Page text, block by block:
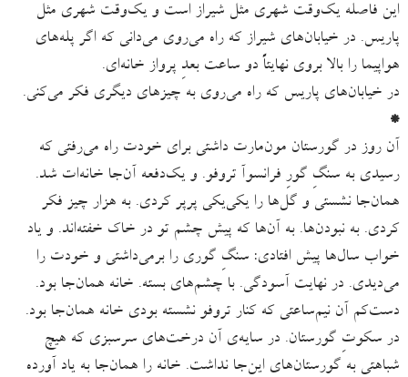
این فاصله یک‌وقت شهری مثل شیراز است و یک‌وقت شهری مثل
پاریس. در خیابان‌های شیراز که راه می‌روی می‌دانی که اگر پله‌های
هواپیما را بالا بروی نهایتاً دو ساعت بعدِ پرواز خانه‌ای.
در خیابان‌های پاریس که راه می‌روی به چیزهای دیگری فکر می‌کنی.
*
آن روز در گورستان مون‌مارت داشتی برای خودت راه می‌رفتی که
رسیدی به سنگِ ‌گورِ فرانسوآ تروفو. و یک‌دفعه آن‌جا خانه‌ات شد.
همان‌جا نشستی و گل‌ها را یکی‌یکی پرپر کردی. به هزار چیز فکر
کردی. به نبودن‌ها. به آن‌ها که پیش چشم تو در خاک خفته‌اند. و یاد
خواب سال‌ها پیش افتادی: سنگِ گوری را برمی‌داشتی و خودت را
می‌دیدی. در نهایت آسودگی. با چشم‌های بسته. خانه همان‌جا بود.
دست‌کم آن نیم‌ساعتی که کنار تروفو نشسته بودی خانه‌ همان‌جا بود.
در سکوتِ گورستان. در سایه‌ی آن درخت‌های سرسبزی که هیچ
شباهتی به گورستان‌های این‌جا نداشت. خانه را همان‌جا به یاد آورده